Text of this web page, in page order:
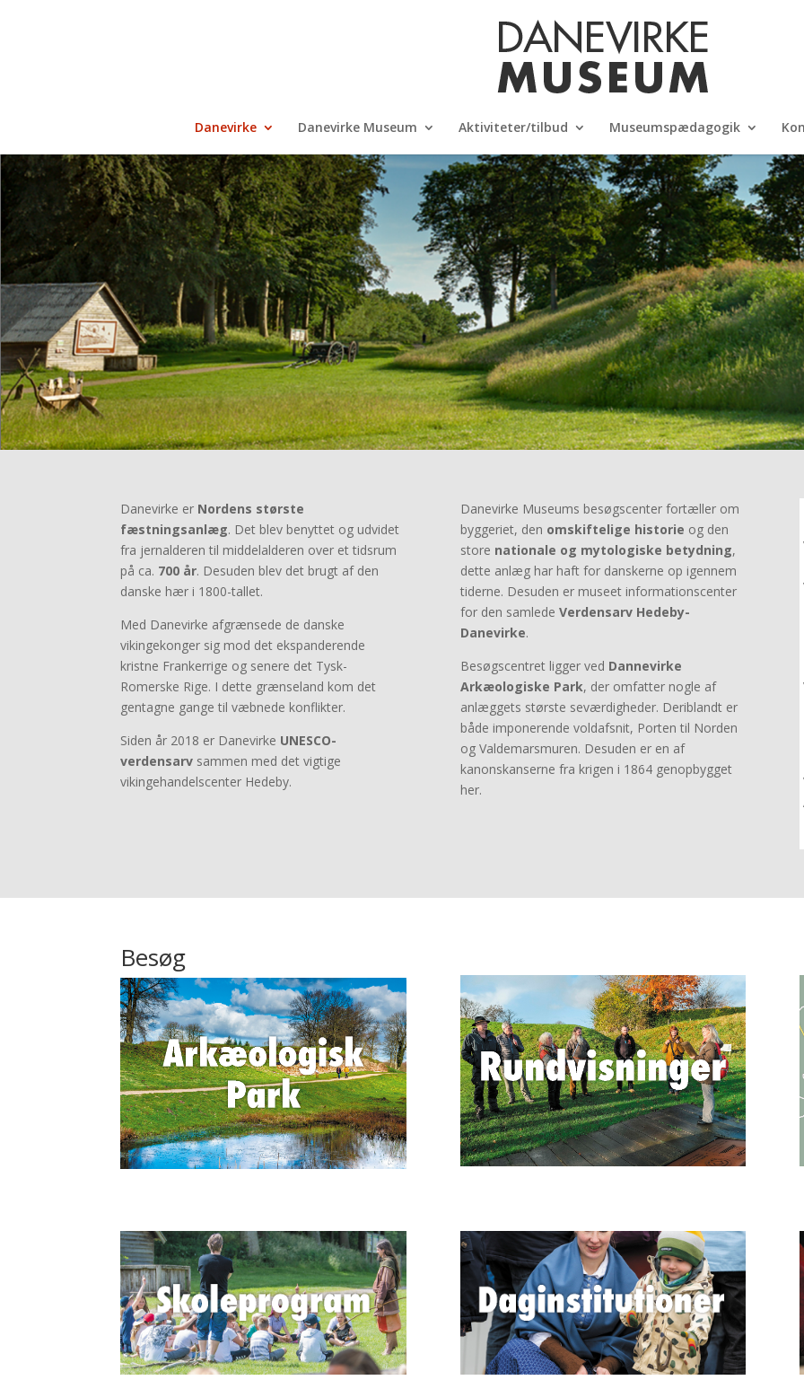
Danevirke Danevirke Museum Aktiviteter/tilbud Museumspædagogik
Danevirke er Nordens største
fæstningsanlæg. Det blev benyttet og udvidet
fra jernalderen til middelalderen over et tidsrum
på ca. 700 år. Desuden blev det brugt af den
danske hær i 1800-tallet.
Med Danevirke afgrænsede de danske
vikingekonger sig mod det ekspanderende
kristne Frankerrige og senere det Tysk-
Romerske Rige. I dette grænseland kom det
gentagne gange til væbnede konflikter.
Siden år 2018 er Danevirke UNESCO-
verdensarv sammen med det vigtige
vikingehandelscenter Hedeby.
Danevirke Museums besøgscenter fortæller om
byggeriet, den omskiftelige historie og den
store nationale og mytologiske betydning,
dette anlæg har haft for danskerne op igennem
tiderne. Desuden er museet informationscenter
for den samlede Verdensarv Hedeby-
Danevirke.
Besøgscentret ligger ved Dannevirke
Arkæologiske Park, der omfatter nogle af
anlæggets største seværdigheder. Deriblandt er
både imponerende voldafsnit, Porten til Norden
og Valdemarsmuren. Desuden er en af
kanonskanserne fra krigen i 1864 genopbygget
her.
Besøg